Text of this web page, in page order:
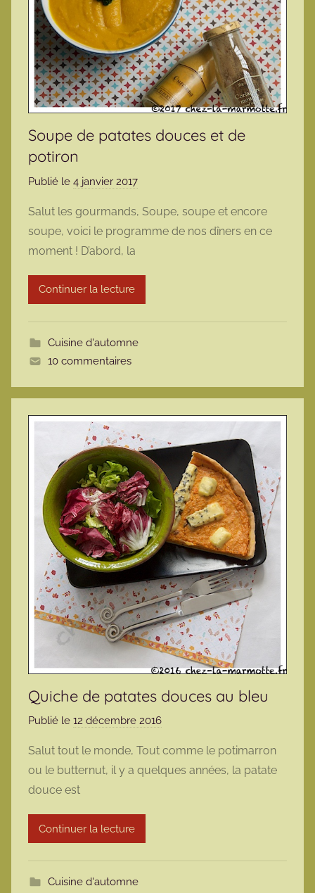
Soupe de patates douces et de
potiron
Publié le 4 janvier 2017
r
m
r
t
Salut les gourmands, Soupe, soupe et encore
soupe, voici le programme de nos dîners en ce
moment ! D’abord, la
Continuer la lecture
Cuisine d'automne
10 commentaires
Quiche de patates douces au bleu
Publié le 12 décembre 2016
r
m
Salut tout le monde, Tout comme le potimarron
ou le butternut, il y a quelques années, la patate
douce est
Continuer la lecture
Cuisine d'automne